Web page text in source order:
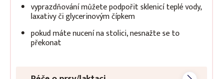
vyprazdňování můžete podpořit sklenicí teplé vody,
laxativy či glycerinovým čípkem
pokud máte nucení na stolici, nesnažte se to
překonat